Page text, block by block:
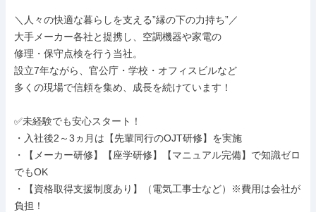
＼人々の快適な暮らしを支える”縁の下の力持ち”／
大手メーカー各社と提携し、空調機器や家電の
修理・保守点検を行う当社。
設立7年ながら、官公庁・学校・オフィスビルなど
多くの現場で信頼を集め、成長を続けています！
✅未経験でも安心スタート！
・入社後2～3ヵ月は【先輩同行のOJT研修】を実施
・【メーカー研修】【座学研修】【マニュアル完備】で知識ゼロ
でもOK
・【資格取得支援制度あり】（電気工事士など）※費用は会社が
負担！